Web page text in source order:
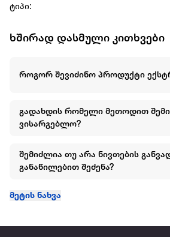
ტიპი:
ხშირად დასმული კითხვები
როგორ შევიძინო პროდუქტი
გადახდის რომელი მეთოდით
ვისარგებლო?
შემიძლია თუ არა ნივთების
განაწილებით შეძენა?
მეტის ნახვა